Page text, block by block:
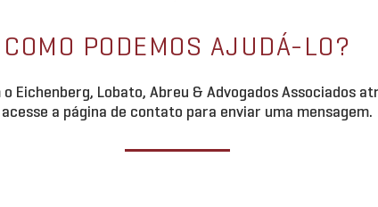
em debate da
imobiliária
regulamentar a execução desta
garantia diretamente perante o
COMO PODEMOS AJUDÁ-LO?
Eichenberg, Lobato, Abreu & Advogados Associados
a página de contato para enviar uma mensagem.